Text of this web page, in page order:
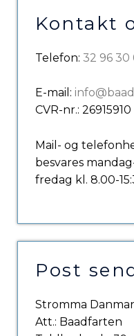
Kontakt
Telefon: 32 96 30
E-mail:
CVR-nr.: 26915910
Mail- og
besvares
fredag kl. 8.00-
Post
Stromma
Att.: Baadfarten